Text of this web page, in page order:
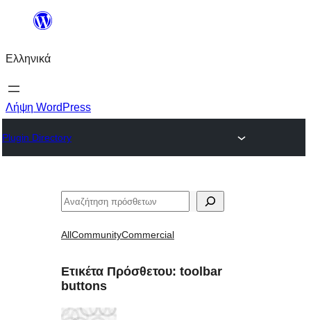
Μετάβαση
περιεχόμενο
Ελληνικά
Λήψη WordPress
Plugin Directory
Αναζήτηση
AllCommunityCommercial
Ετικέτα Πρόσθετου: toolbar
buttons